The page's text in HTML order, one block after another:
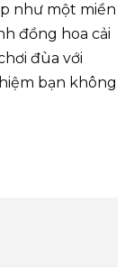
như một miền
đồng hoa cải
đùa với
bạn không